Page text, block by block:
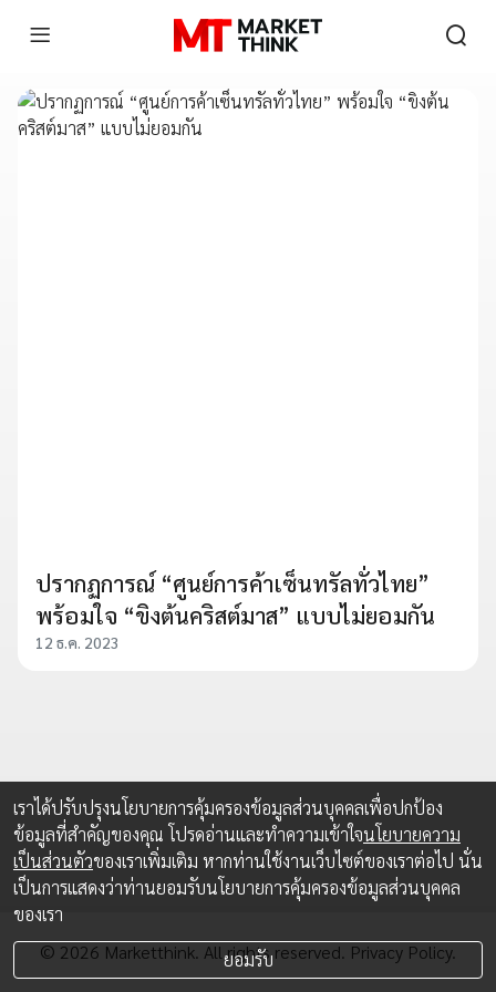
ปรากฏการณ์ “ศูนย์การค้าเซ็นทรัลทั่วไทย”
พร้อมใจ “ขิงต้นคริสต์มาส” แบบไม่ยอมกัน
12 ธ.ค. 2023
© 2026 Marketthink. All rights reserved. Privacy Policy.
เราได้ปรับปรุงนโยบายการคุ้มครองข้อมูลส่วนบุคคลเพื่อปกป้อง
ข้อมูลที่สำคัญของคุณ โปรดอ่านและทำความเข้าใจนโยบายความ
เป็นส่วนตัวของเราเพิ่มเติม หากท่านใช้งานเว็บไซต์ของเราต่อไป นั่น
เป็นการแสดงว่าท่านยอมรับนโยบายการคุ้มครองข้อมูลส่วนบุคคล
ของเรา
ยอมรับ